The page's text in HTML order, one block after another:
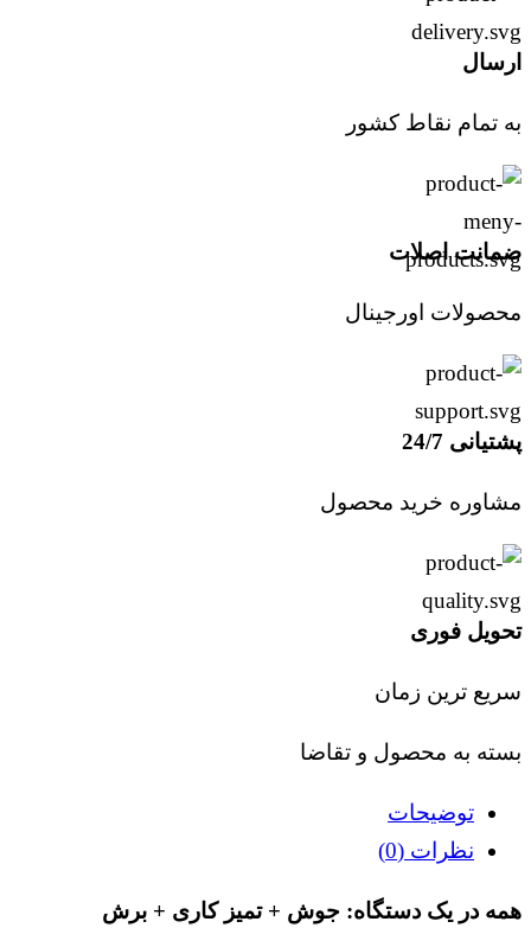
ارسال
به تمام نقاط کشور
ضمانت اصلات
محصولات اورجینال
پشتیانی 24/7
مشاوره خرید محصول
تحویل فوری
سریع ترین زمان
بسته به محصول و تقاضا
توضیحات
نظرات (0)
همه در یک دستگاه: جوش + تمیز کاری + برش